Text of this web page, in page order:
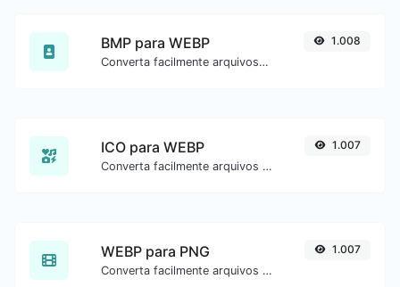
BMP para WEBP
Converta facilmente arquivos de imagem BMP para WEBP.
1.008
ICO para WEBP
Converta facilmente arquivos de imagem ICO para WEBP.
1.007
WEBP para PNG
Converta facilmente arquivos de imagem WEBP para PNG.
1.007